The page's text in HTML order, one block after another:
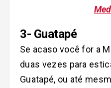
3- Guatapé
Se acaso você for a
duas vezes para
Guatapé, ou até